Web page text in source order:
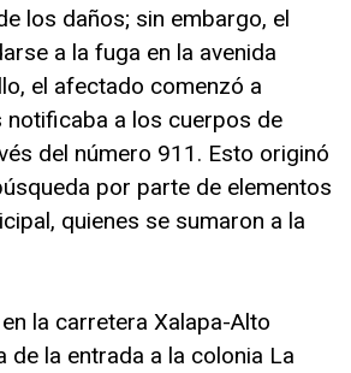
los daños; sin embargo, el
a la fuga en la avenida
el afectado comenzó a
notificaba a los cuerpos de
del número 911. Esto originó
por parte de elementos
quienes se sumaron a la
la carretera Xalapa-Alto
de la entrada a la colonia La